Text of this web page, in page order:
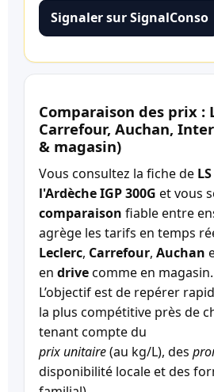
Signaler sur SignalConso
Comparaison des prix :
Carrefour, Auchan,
& magasin)
Vous consultez la fiche de
l'Ardèche IGP 300G et vous
comparaison fiable entre
agrège les tarifs en temps
Leclerc, Carrefour, Auchan
en drivecomme en magasin.
L’objectif est de repérer
la plus compétitive près de
tenant compte du
prix unitaire(au kg/L), des
disponibilité locale et des